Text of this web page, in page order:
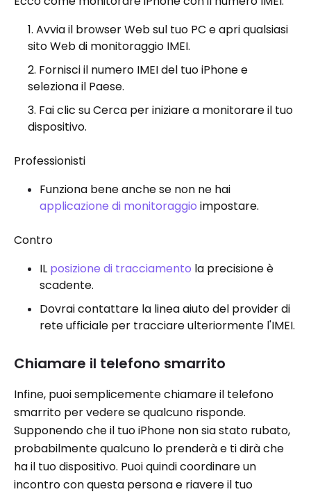
Avvia il browser Web sul tuo PC e apri qualsiasi
sito Web di monitoraggio IMEI.
Fornisci il numero IMEI del tuo iPhone e
seleziona il Paese.
Fai clic su Cerca per iniziare a monitorare il tuo
dispositivo.
Professionisti
Funziona bene anche se non ne hai
applicazione di monitoraggio impostare.
Contro
IL posizione di tracciamento la precisione è
scadente.
Dovrai contattare la linea aiuto del provider di
rete ufficiale per tracciare ulteriormente l'IMEI.
Chiamare il telefono smarrito
Infine, puoi semplicemente chiamare il telefono
smarrito per vedere se qualcuno risponde.
Supponendo che il tuo iPhone non sia stato rubato,
probabilmente qualcuno lo prenderà e ti dirà che
ha il tuo dispositivo. Puoi quindi coordinare un
incontro con questa persona e riavere il tuo